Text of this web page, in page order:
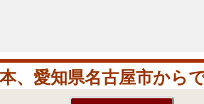
、愛知県名古屋市から